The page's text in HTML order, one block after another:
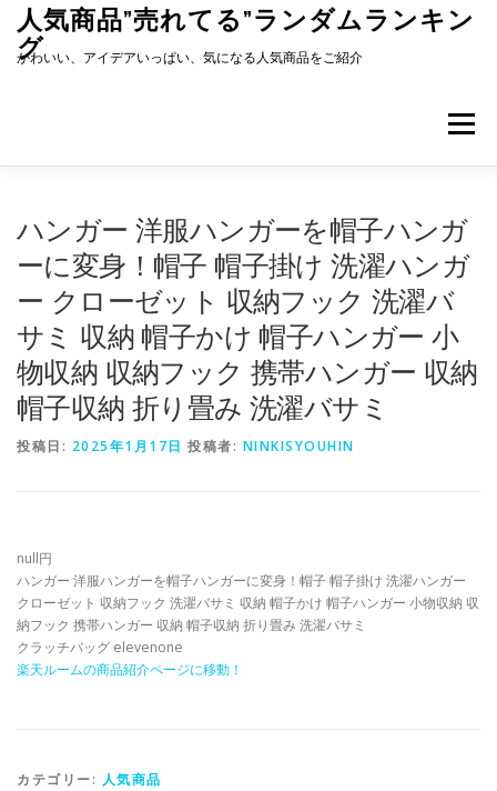
キ
人気商品”売れてる”ランダムランキン
グ
かわいい、アイデアいっぱい、気になる人気商品をご紹介
メニュー
ハンガー 洋服ハンガーを帽子ハンガ
ーに変身！帽子 帽子掛け 洗濯ハンガ
ー クローゼット 収納フック 洗濯バ
サミ 収納 帽子かけ 帽子ハンガー 小
物収納 収納フック 携帯ハンガー 収納
帽子収納 折り畳み 洗濯バサミ
投稿日: 2025年1月17日 投稿者: NINKISYOUHIN
null円
ハンガー 洋服ハンガーを帽子ハンガーに変身！帽子 帽子掛け 洗濯ハンガー
クローゼット 収納フック 洗濯バサミ 収納 帽子かけ 帽子ハンガー 小物収納 収
納フック 携帯ハンガー 収納 帽子収納 折り畳み 洗濯バサミ
クラッチバッグ elevenone
楽天ルームの商品紹介ページに移動！
カテゴリー: 人気商品